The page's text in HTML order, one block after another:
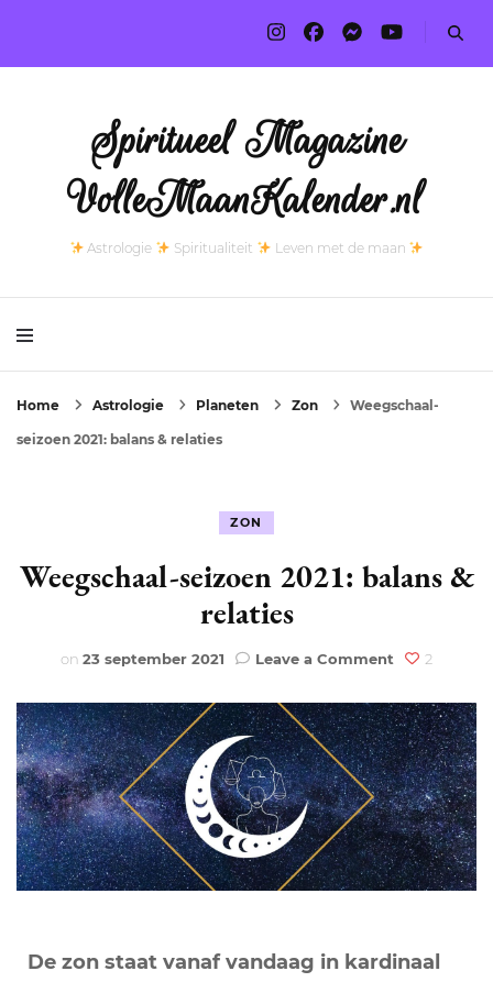
Spiritueel Magazine
VolleMaanKalender.nl
Astrologie Spiritualiteit Leven met de maan
Home Astrologie Planeten Zon Weegschaal-
seizoen 2021: balans & relaties
ZON
Weegschaal-seizoen 2021: balans &
relaties
on 23 september 2021 Leave a Comment on
seizoen
2021:
balans
&
relaties
2
De zon staat vanaf vandaag in kardinaal